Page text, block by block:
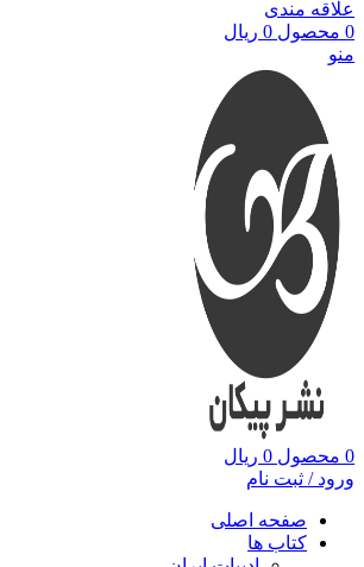
علاقه مندی
0 محصول 0 ریال
منو
0 محصول 0 ریال
ورود / ثبت نام
صفحه اصلی
کتاب ها